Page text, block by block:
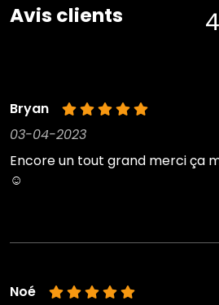
Avis clients
Bryan
03-04-2023
Encore un tout grand merci ça
☺️
Noé